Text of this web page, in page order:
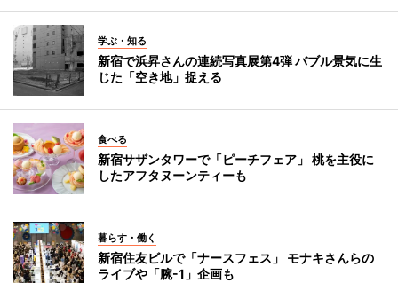
学ぶ・知る
新宿で浜昇さんの連続写真展第4弾 バブル景気に生
じた「空き地」捉える
食べる
新宿サザンタワーで「ピーチフェア」 桃を主役に
したアフタヌーンティーも
暮らす・働く
新宿住友ビルで「ナースフェス」 モナキさんらの
ライブや「腕-1」企画も